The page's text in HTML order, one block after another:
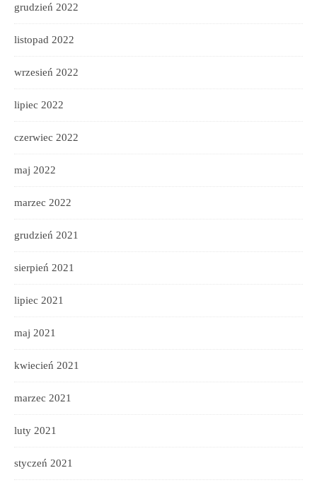
grudzień 2022
listopad 2022
wrzesień 2022
lipiec 2022
czerwiec 2022
maj 2022
marzec 2022
grudzień 2021
sierpień 2021
lipiec 2021
maj 2021
kwiecień 2021
marzec 2021
luty 2021
styczeń 2021